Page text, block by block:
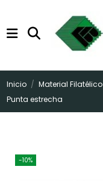
Inicio Material Filatélico
Punta estrecha
-10%